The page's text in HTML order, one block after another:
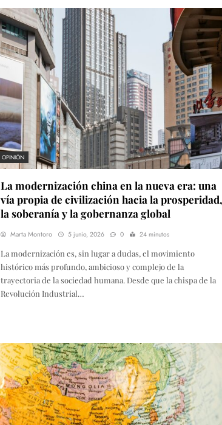
OPINIÓN
La modernización china en la nueva era: una
vía propia de civilización hacia la prosperidad,
la soberanía y la gobernanza global
Marta Montoro 5 junio, 2026 0 24 minutos
La modernización es, sin lugar a dudas, el movimiento
histórico más profundo, ambicioso y complejo de la
trayectoria de la sociedad humana. Desde que la chispa de la
Revolución Industrial…